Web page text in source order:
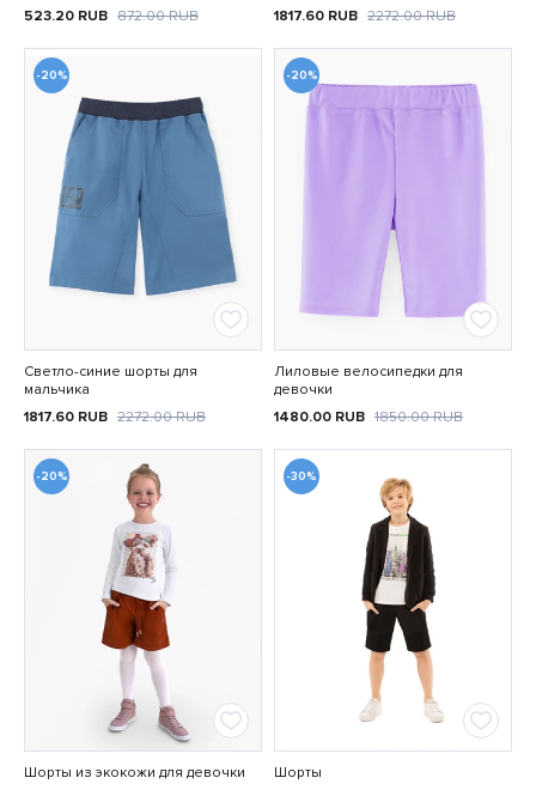
523.20 RUB 872.00RUB
1817.60 RUB 2272.00RUB
-20%
Светло-синие шорты для
мальчика
1817.60 RUB 2272.00RUB
-20%
Лиловые велосипедки для
девочки
1480.00 RUB 1850.00RUB
-20%
Шорты из экокожи для девочки
-30%
Шорты